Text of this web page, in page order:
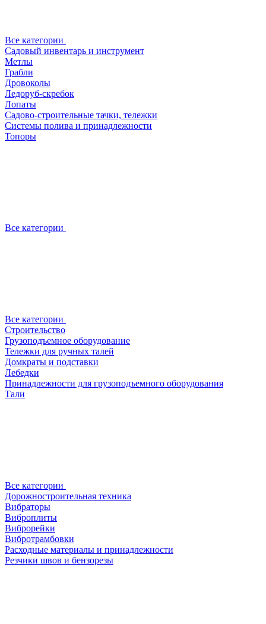
Все категории
Садовый инвентарь и инструмент
Метлы
Грабли
Дровоколы
Ледоруб-скребок
Лопаты
Садово-строительные тачки, тележки
Системы полива и принадлежности
Топоры
Все категории
Все категории
Строительство
Грузоподъемное оборудование
Тележки для ручных талей
Домкраты и подставки
Лебедки
Принадлежности для грузоподъемного оборудования
Тали
Все категории
Дорожностроительная техника
Вибраторы
Виброплиты
Виброрейки
Вибротрамбовки
Расходные материалы и принадлежности
Резчики швов и бензорезы